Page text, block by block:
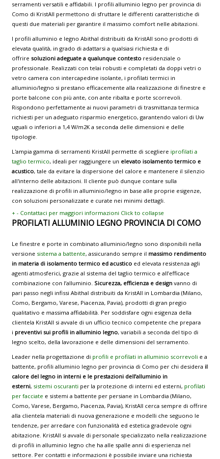
serramenti versatili e affidabili. I profili alluminio legno per provincia di
Como di KristAll permettono di sfruttare le differenti caratteristiche di
questi due materiali per garantire il massimo comfort nelle abitazioni.
I profili alluminio e legno Abithal distribuiti da KristAll sono prodotti di
elevata qualità, in grado di adattarsi a qualsiasi richiesta e di
offrire soluzioni adeguate a qualunque contesto residenziale o
professionale. Realizzati con telai robusti e completati da doppi vetri o
vetro camera con intercapedine isolante, i profilati termici in
alluminio/legno si prestano efficacemente alla realizzazione di finestre e
porte balcone con più ante, con ante ribalta e porte scorrevoli.
Rispondono perfettamente ai nuovi parametri di trasmittanza termica
richiesti per un adeguato risparmio energetico, garantendo valori di Uw
uguali o inferiori a 1,4 W/m2K a seconda delle dimensioni e delle
tipologie.
L'ampia gamma di serramenti KristAll permette di scegliere iprofilati a
taglio termico, ideali per raggiungere un elevato isolamento termico e
acustico, tale da evitare la dispersione del calore e mantenere il silenzio
all'interno delle abitazioni. Il cliente può dunque contare sulla
realizzazione di profili in alluminio/legno in base alle proprie esigenze,
con soluzioni personalizzate e curate nei minimi dettagli.
+ - Contattaci per maggiori informazioni Click to collapse
PROFILATI ALLUMINIO LEGNO PROVINCIA DI COMO
Le finestre e porte in combinato alluminio/legno sono disponibili nella
versione sistema a battente, assicurando sempre il massimo rendimento
in materia di isolamento termico ed acustico ed elevata resistenza agli
agenti atmosferici, grazie al sistema del taglio termico e all’efficace
combinazione con l’alluminio. Sicurezza, efficienza e designvanno di
pari passo negli infissi Abithal distribuiti da KristAll in Lombardia (Milano,
Como, Bergamo, Varese, Piacenza, Pavia), prodotti di gran pregio
qualitativo e massima affidabilità. Per soddisfare ogni esigenza della
clientela KristAll si avvale di un ufficio tecnico competente che prepara
i preventivi sui profili in alluminio legno, variabili a seconda del tipo di
legno scelto, della lavorazione e delle dimensioni del serramento.
Leader nella progettazione di profili e profilati in alluminio scorrevoli e a
battente, profili alluminio legno per provincia di Como per chi desidera il
calore del legno in interni e le prestazioni dell’alluminio in
esterni, sistemi oscuranti per la protezione di interni ed esterni, profilati
per facciate e sistemi a battente per persiane in Lombardia (Milano,
Como, Varese, Bergamo, Piacenza, Pavia), KristAll cerca sempre di offrire
alla clientela materiali di nuova generazione e modelli che seguono le
tendenze, per arredare con funzionalità ed estetica gradevole ogni
abitazione. KristAll si avvale di personale specializzato nella realizzazione
di profili in alluminio legno che ha alle spalle anni di esperienza nel
settore. Per contatti e informazioni è possibile inviare una richiesta